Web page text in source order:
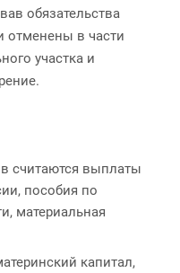
обязательства
отменены в части
участка и
считаются выплаты
пособия по
материальная
капитал,